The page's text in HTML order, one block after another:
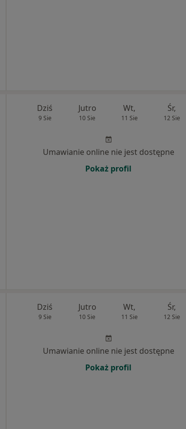
Dziś
9 Sie
Jutro
10 Sie
Wt,
11 Sie
Śr,
12 Sie
Umawianie online nie jest dostępne
Pokaż profil
Dziś
9 Sie
Jutro
10 Sie
Wt,
11 Sie
Śr,
12 Sie
Umawianie online nie jest dostępne
Pokaż profil